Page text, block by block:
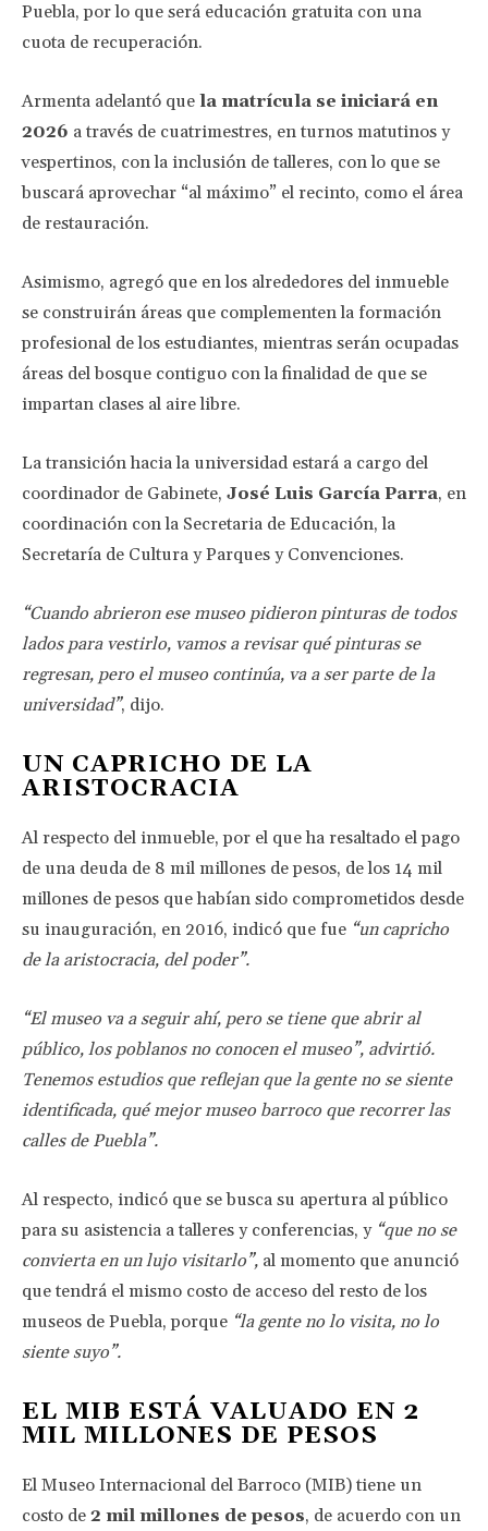
Puebla, por lo que será educación gratuita con una
cuota de recuperación.
Armenta adelantó que la matrícula se iniciará en
2026 a través de cuatrimestres, en turnos matutinos y
vespertinos, con la inclusión de talleres, con lo que se
buscará aprovechar “al máximo” el recinto, como el área
de restauración.
Asimismo, agregó que en los alrededores del inmueble
se construirán áreas que complementen la formación
profesional de los estudiantes, mientras serán ocupadas
áreas del bosque contiguo con la finalidad de que se
impartan clases al aire libre.
La transición hacia la universidad estará a cargo del
coordinador de Gabinete, José Luis García Parra, en
coordinación con la Secretaria de Educación, la
Secretaría de Cultura y Parques y Convenciones.
“Cuando abrieron ese museo pidieron pinturas de todos
lados para vestirlo, vamos a revisar qué pinturas se
regresan, pero el museo continúa, va a ser parte de la
universidad”, dijo.
UN CAPRICHO DE LA
ARISTOCRACIA
Al respecto del inmueble, por el que ha resaltado el pago
de una deuda de 8 mil millones de pesos, de los 14 mil
millones de pesos que habían sido comprometidos desde
su inauguración, en 2016, indicó que fue “un capricho
de la aristocracia, del poder”.
“El museo va a seguir ahí, pero se tiene que abrir al
público, los poblanos no conocen el museo”, advirtió.
Tenemos estudios que reflejan que la gente no se siente
identificada, qué mejor museo barroco que recorrer las
calles de Puebla”.
Al respecto, indicó que se busca su apertura al público
para su asistencia a talleres y conferencias, y “que no se
convierta en un lujo visitarlo”, al momento que anunció
que tendrá el mismo costo de acceso del resto de los
museos de Puebla, porque “la gente no lo visita, no lo
siente suyo”.
EL MIB ESTÁ VALUADO EN 2
MIL MILLONES DE PESOS
El Museo Internacional del Barroco (MIB) tiene un
costo de 2 mil millones de pesos, de acuerdo con un